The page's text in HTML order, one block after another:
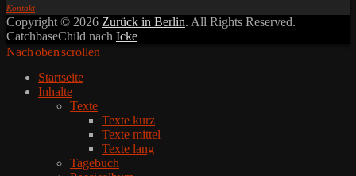
Kontakt
Copyright © 2026 Zurück in Berlin. All Rights Reserved.
CatchbaseChild nach Icke
Nach oben scrollen
Startseite
Inhalte
Texte
Texte kurz
Texte mittel
Texte lang
Tagebuch